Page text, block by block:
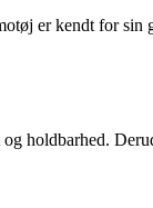
er kendt for sin
holdbarhed.